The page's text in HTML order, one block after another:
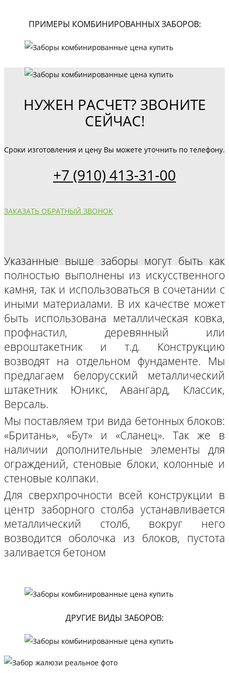
ПРИМЕРЫ КОМБИНИРОВАННЫХ ЗАБОРОВ:
НУЖЕН РАСЧЕТ? ЗВОНИТЕ
СЕЙЧАС!
Сроки изготовления и цену Вы можете уточнить по телефону.
+7 (910) 413-31-00
ЗАКАЗАТЬ ОБРАТНЫЙ ЗВОНОК
Указанные выше заборы могут быть как
полностью выполнены из искусственного
камня, так и использоваться в сочетании с
иными материалами. В их качестве может
быть использована металлическая ковка,
профнастил, деревянный или
евроштакетник и т.д. Конструкцию
возводят на отдельном фундаменте. Мы
предлагаем белорусский металлический
штакетник Юникс, Авангард, Классик,
Версаль.
Мы поставляем три вида бетонных блоков:
«Британь», «Бут» и «Сланец». Так же в
наличии дополнительные элементы для
ограждений, стеновые блоки, колонные и
стеновые колпаки.
Для сверхпрочности всей конструкции в
центр заборного столба устанавливается
металлический столб, вокруг него
возводится оболочка из блоков, пустота
заливается бетоном
ДРУГИЕ ВИДЫ ЗАБОРОВ: